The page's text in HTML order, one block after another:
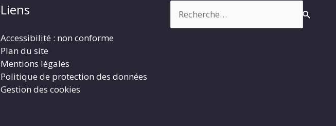
Liens
Accessibilité : non conforme
Plan du site
Mentions légales
Politique de protection des données
Gestion des cookies